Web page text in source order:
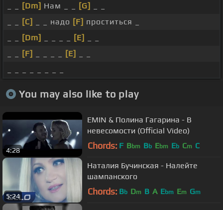
[Dm] Нам _ _ [G]
[C] _ _ надо [F] проститься _
[Dm] [E]
[F] [E]
You may also like to play
4:28
EMIN & Полина Гагарина - В
невесомости (Official Video)
Chords: F Bbm Bb Ebm Eb Cm C
5:24
Наталия Бучинская - Налейте
шампанского
Chords: Bb Dm B A Ebm Em Gm